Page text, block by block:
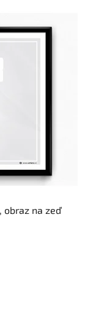
obraz na zeď